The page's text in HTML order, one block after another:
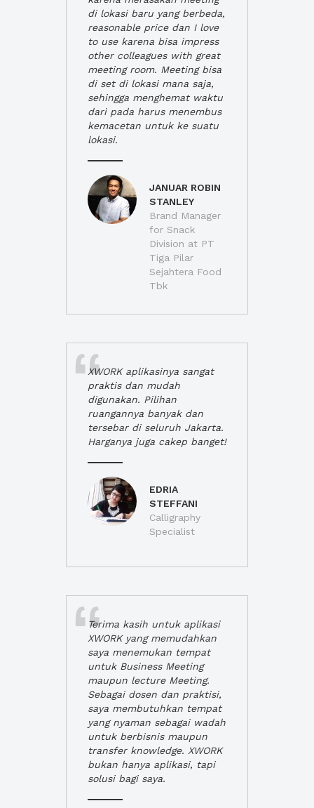
di lokasi baru yang berbeda,
reasonable price dan I love
to use karena bisa impress
other colleagues with great
meeting room. Meeting bisa
di set di lokasi mana saja,
sehingga menghemat waktu
dari pada harus menembus
kemacetan untuk ke suatu
lokasi.
JANUAR ROBIN
STANLEY
Brand Manager
for Snack
Division at PT
Tiga Pilar
Sejahtera Food
Tbk
XWORK aplikasinya sangat
praktis dan mudah
digunakan. Pilihan
ruangannya banyak dan
tersebar di seluruh Jakarta.
Harganya juga cakep banget!
EDRIA
STEFFANI
Calligraphy
Specialist
Terima kasih untuk aplikasi
XWORK yang memudahkan
saya menemukan tempat
untuk Business Meeting
maupun lecture Meeting.
Sebagai dosen dan praktisi,
saya membutuhkan tempat
yang nyaman sebagai wadah
untuk berbisnis maupun
transfer knowledge. XWORK
bukan hanya aplikasi, tapi
solusi bagi saya.